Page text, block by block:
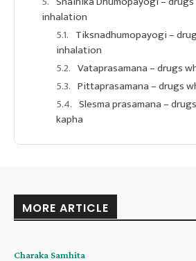
inhalation
Tiksnadhumopayogi –
inhalation
Vataprasamana – drugs
Pittaprasamana – drugs
Slesma prasamana –
kapha
MORE ARTICLE
Charaka Samhita